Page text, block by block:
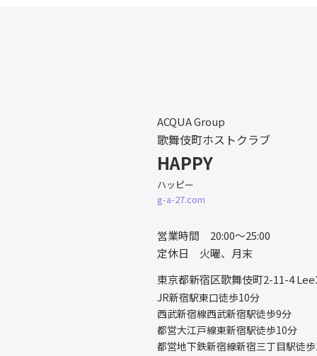
ACQUA Group
歌舞伎町ホストクラブ
HAPPY
ハッピー
g-a-27.com
営業時間 20:00～25:00
定休日 火曜、月末
東京都新宿区歌舞伎町2-11-4
JR新宿駅東口徒歩10分
西武新宿線西武新宿駅徒歩9分
都営大江戸線東新宿駅徒歩10分
都営地下鉄新宿線新宿三丁目駅徒